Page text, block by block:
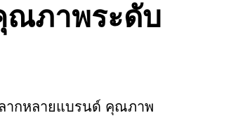
ณภาพระดับ
ากหลายแบรนด์ คุณภาพ